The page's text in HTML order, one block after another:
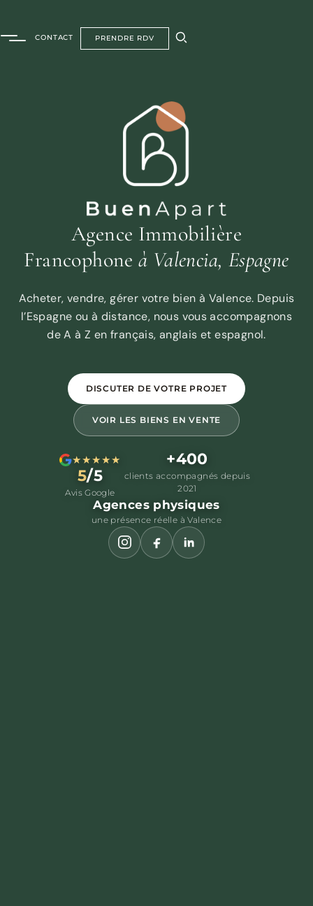
CONTACT PRENDRE RDV
Agence Immobilière
Francophoneà Valencia, Espagne
Acheter, vendre, gérer votre bien à Valence. Depuis
l’Espagne ou à distance, nous vous accompagnons
de A à Z en français, anglais et espagnol.
DISCUTER DE VOTRE PROJET
VOIR LES BIENS EN VENTE
★★★★★
5/5
Avis Google
+400
clients accompagnés depuis
2021
Agences physiques
une présence réelle à Valence